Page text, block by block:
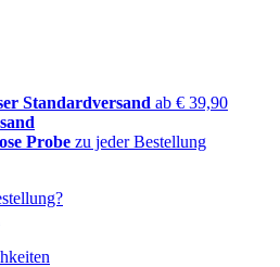
Standardversand ab € 39,90
Probe zu jeder Bestellung